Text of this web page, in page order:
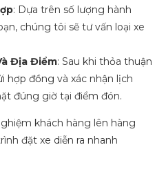
: Dựa trên số lượng hành
chúng tôi sẽ tư vấn loại xe
Địa Điểm: Sau khi thỏa thuận
hợp đồng và xác nhận lịch
đúng giờ tại điểm đón.
khách hàng lên hàng
đặt xe diễn ra nhanh